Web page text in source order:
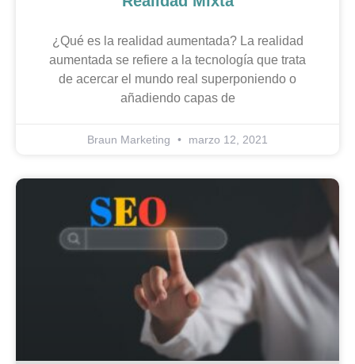
¿Qué es la realidad aumentada? La realidad
aumentada se refiere a la tecnología que trata
de acercar el mundo real superponiendo o
añadiendo capas de
Braun Marketing marzo 12, 2021